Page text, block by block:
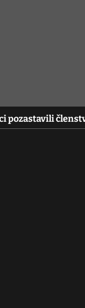
pozastavili